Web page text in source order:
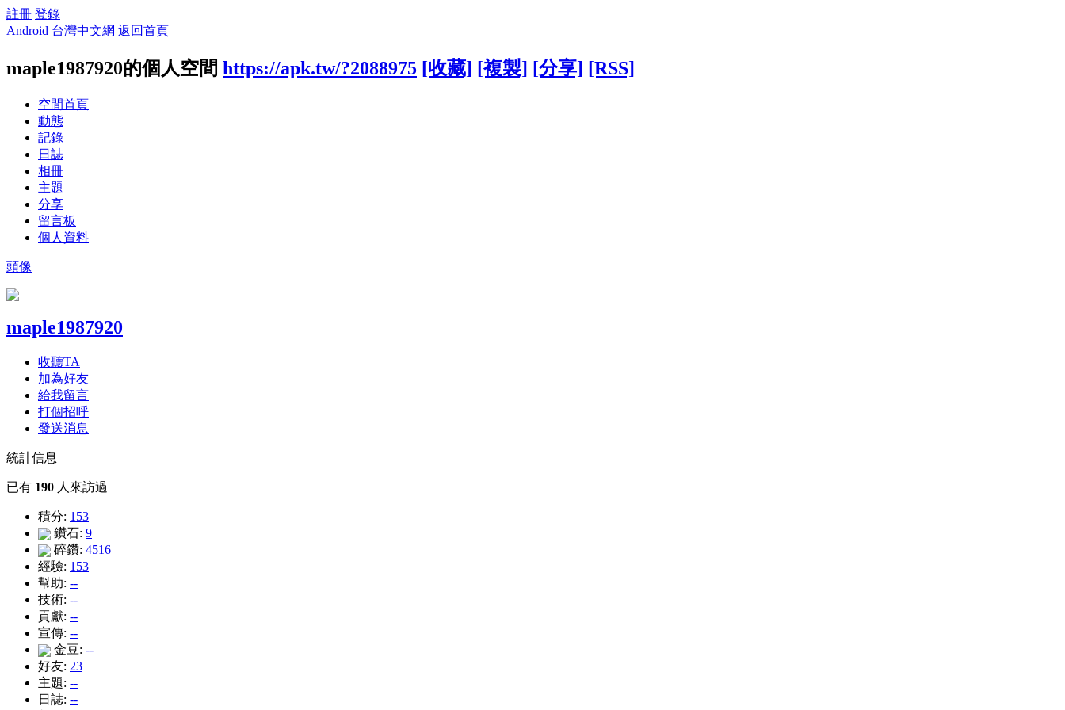
註冊 登錄
Android 台灣中文網 返回首頁
maple1987920的個人空間 https://apk.tw/?2088975 [收藏] [複製] [分享] [RSS]
空間首頁
動態
記錄
日誌
相冊
主題
分享
留言板
個人資料
頭像
maple1987920
收聽TA
加為好友
給我留言
打個招呼
發送消息
統計信息
已有 190 人來訪過
積分: 153
鑽石: 9
碎鑽: 4516
經驗: 153
幫助: --
技術: --
貢獻: --
宣傳: --
金豆: --
好友: 23
主題: --
日誌: --